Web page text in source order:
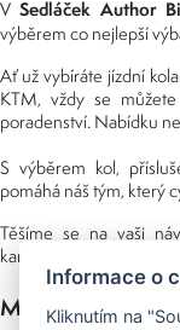
VSedláček Author
výběrem co nejlepší
Ať už vybíráte jízdní
KTM, vždy se
poradenství. Nabídku
S výběrem kol,
pomáhá náš tým, který
Těšíme se na vaši
kamenné prodejně,
Možnosti platby
Informace o
Kliknutím na